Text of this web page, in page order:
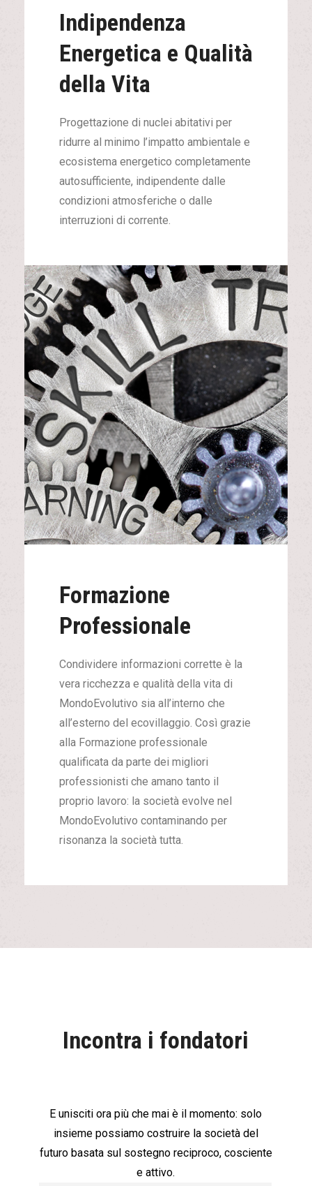
Indipendenza
Energetica e Qualità
della Vita
Progettazione di nuclei abitativi per
ridurre al minimo l’impatto ambientale e
ecosistema energetico completamente
autosufficiente, indipendente dalle
condizioni atmosferiche o dalle
interruzioni di corrente.
Formazione
Professionale
Condividere informazioni corrette è la
vera ricchezza e qualità della vita di
MondoEvolutivo sia all’interno che
all’esterno del ecovillaggio. Così grazie
alla Formazione professionale
qualificata da parte dei migliori
professionisti che amano tanto il
proprio lavoro: la società evolve nel
MondoEvolutivo contaminando per
risonanza la società tutta.
Incontra i fondatori
E unisciti ora più che mai è il momento: solo
insieme possiamo costruire la società del
futuro basata sul sostegno reciproco, cosciente
e attivo.